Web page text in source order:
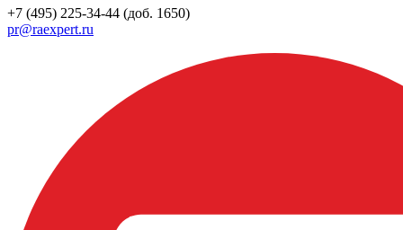
+7 (495) 225-34-44 (доб. 1650)
pr@raexpert.ru